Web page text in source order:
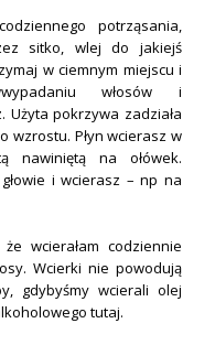
potrząsania,
sitko, wlej do jakiejś
w ciemnym miejscu i
włosów i
Użyta pokrzywa zadziała
wzrostu. Płyn wcierasz w
nawiniętą na ołówek.
i wcierasz – np na
wcierałam codziennie
Wcierki nie powodują
gdybyśmy wcierali olej
tutaj.